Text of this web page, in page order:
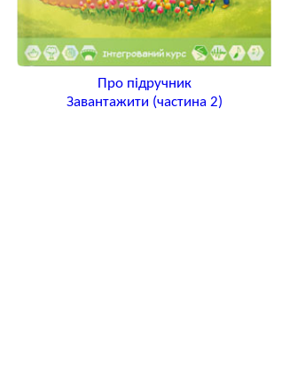
Про підручник
Завантажити (частина 2)